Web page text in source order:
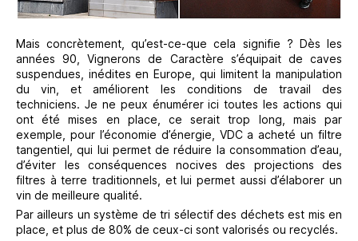
Mais concrètement, qu’est-ce-que cela signifie ? Dès les
années 90, Vignerons de Caractère s’équipait de caves
suspendues, inédites en Europe, qui limitent la manipulation
du vin, et améliorent les conditions de travail des
techniciens. Je ne peux énumérer ici toutes les actions qui
ont été mises en place, ce serait trop long, mais par
exemple, pour l’économie d’énergie, VDC a acheté un filtre
tangentiel, qui lui permet de réduire la consommation d’eau,
d’éviter les conséquences nocives des projections des
filtres à terre traditionnels, et lui permet aussi d’élaborer un
vin de meilleure qualité.
Par ailleurs un système de tri sélectif des déchets est mis en
place, et plus de 80% de ceux-ci sont valorisés ou recyclés.